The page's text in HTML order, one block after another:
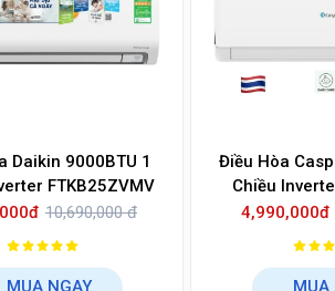
Daikin 9000BTU 1
FTKB25ZVMV
10,690,000 đ
MUA NGAY
Điều Hòa
Chiều
4,990,000đ
MUA